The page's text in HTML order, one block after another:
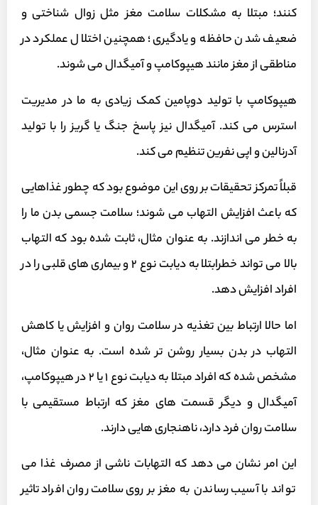
کنند؛ مبتلا به مشکلات سلامت مغز مثل زوال شناختی و
ضعیف شدن حافظه و یادگیری؛ همچنین اختلال عملکرد در
مناطقی از مغز مانند هیپوکامپ و آمیگدال می شوند.
هیپوکامپ با تولید دوپامین کمک زیادی به ما در مدیریت
استرس می کند. آمیگدال نیز پاسخ جنگ یا گریز را با تولید
آدرنالین و اپی نفرین تنظیم می کند.
قبلاً تمرکز تحقیقات بر روی این موضوع بود که چطور غذاهایی
که باعث افزایش التهاب می شوند؛ سلامت جسمی بدن ما را
به خطر می اندازند. به عنوان مثال، ثابت شده بود که التهاب
بالا می تواند خطرابتلا به دیابت نوع ۲ و بیماری های قلبی را در
افراد افزایش دهد.
اما حالا ارتباط بین تغذیه در سلامت روان و افزایش یا کاهش
التهاب در بدن بسیار روشن تر شده است. به عنوان مثال،
مشخص شده که افراد مبتلا به دیابت نوع ۱ یا ۲ در هیپوکامپ،
آمیگدال و دیگر قسمت های مغز که ارتباط مستقیمی با
سلامت روان فرد دارد، ناهنجاری هایی دارند.
این امر نشان می دهد که التهابات ناشی از مصرف غذا می
تواند با آسیب رساندن به مغز بر روی سلامت روان افراد تاثیر